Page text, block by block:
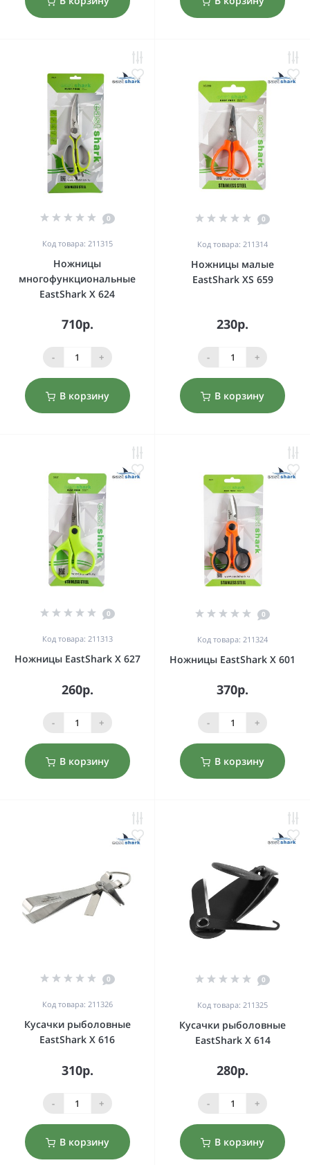
0
Код товара: 211315
Ножницы
многофункциональные
EastShark X 624
710р.
- +
В корзину
0
Код товара: 211314
Ножницы малые
EastShark XS 659
230р.
- +
В корзину
0
Код товара: 211313
Ножницы EastShark X 627
260р.
- +
В корзину
0
Код товара: 211324
Ножницы EastShark X 601
370р.
- +
В корзину
0
Код товара: 211326
Кусачки рыболовные
EastShark X 616
310р.
- +
В корзину
0
Код товара: 211325
Кусачки рыболовные
EastShark X 614
280р.
- +
В корзину